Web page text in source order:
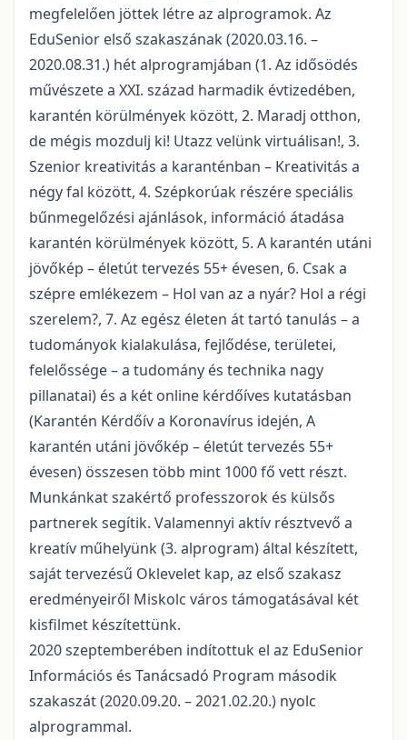
megfelelően jöttek létre az alprogramok. Az
EduSenior első szakaszának (2020.03.16. –
2020.08.31.) hét alprogramjában (1. Az idősödés
művészete a XXI. század harmadik évtizedében,
karantén körülmények között, 2. Maradj otthon,
de mégis mozdulj ki! Utazz velünk virtuálisan!, 3.
Szenior kreativitás a karanténban – Kreativitás a
négy fal között, 4. Szépkorúak részére speciális
bűnmegelőzési ajánlások, információ átadása
karantén körülmények között, 5. A karantén utáni
jövőkép – életút tervezés 55+ évesen, 6. Csak a
szépre emlékezem – Hol van az a nyár? Hol a régi
szerelem?, 7. Az egész életen át tartó tanulás – a
tudományok kialakulása, fejlődése, területei,
felelőssége – a tudomány és technika nagy
pillanatai) és a két online kérdőíves kutatásban
(Karantén Kérdőív a Koronavírus idején, A
karantén utáni jövőkép – életút tervezés 55+
évesen) összesen több mint 1000 fő vett részt.
Munkánkat szakértő professzorok és külsős
partnerek segítik. Valamennyi aktív résztvevő a
kreatív műhelyünk (3. alprogram) által készített,
saját tervezésű Oklevelet kap, az első szakasz
eredményeiről Miskolc város támogatásával két
kisfilmet készítettünk.
2020 szeptemberében indítottuk el az EduSenior
Információs és Tanácsadó Program második
szakaszát (2020.09.20. – 2021.02.20.) nyolc
alprogrammal.